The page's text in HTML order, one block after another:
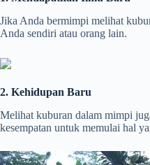
Jika Anda bermimpi melihat
Anda sendiri atau orang lain.
2. Kehidupan Baru
Melihat kuburan dalam mimpi
kesempatan untuk memulai hal